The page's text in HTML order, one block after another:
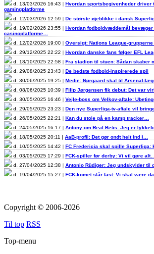
d. 13/03/2026 16:43 | Hvordan sportsbegivenheder driver
gamingplatforme
d. 12/03/2026 12:59 | De største øjeblikke i dansk
d. 19/02/2026 23:55 | Hvordan fodboldvæddemål
casinoplatforme…
d. 12/02/2026 19:00 | Oversigt: Nations League-grupperne
d. 29/12/2025 22:22 | Hvordan danske fans følger EFL
d. 18/10/2025 22:58 | Fra stadion til stuen: Sådan skaber
d. 29/08/2025 23:43 | De bedste fodbold-inspirerede spil
d. 30/06/2025 19:25 | Medie: Nørgaard skal til Arsenal-
d. 08/06/2025 10:39 | Filip Jørgensen fik debut: Det var
d. 30/05/2025 16:46 | Vejle-boss om Velkov-aftale:
d. 29/05/2025 23:23 | Den nye Superliga-tv-aftale vil
d. 26/05/2025 22:21 | Kan du stole på en kamp tracker…
d. 24/05/2025 16:17 | Antony om Real Betis: Jeg er
d. 18/05/2025 20:11 | AaB-profil: Det gør ondt helt ind i…
d. 10/05/2025 14:42 | FC Fredericia skal spille Superliga:
d. 03/05/2025 17:29 | FCK-spiller før derby: Vi vil gøre alt…
d. 27/04/2025 12:38 | Antonio Rüdiger: Jeg undskylder til
d. 19/04/2025 15:27 | FCK-komet slår fast: Vi skal være
Copyright © 2006-2026
Til top RSS
Top-menu